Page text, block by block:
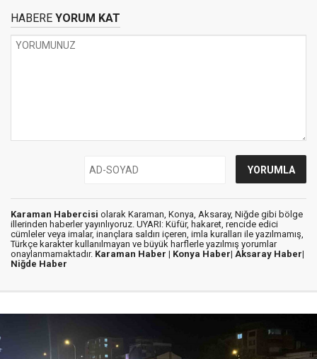
HABERE YORUM KAT
Karaman Habercisi olarak Karaman, Konya, Aksaray, Niğde gibi bölge
illerinden haberler yayınlıyoruz. UYARI: Küfür, hakaret, rencide edici
cümleler veya imalar, inançlara saldırı içeren, imla kuralları ile yazılmamış,
Türkçe karakter kullanılmayan ve büyük harflerle yazılmış yorumlar
onaylanmamaktadır. Karaman Haber | Konya Haber| Aksaray Haber|
Niğde Haber